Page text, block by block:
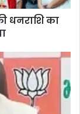
धनराशि का